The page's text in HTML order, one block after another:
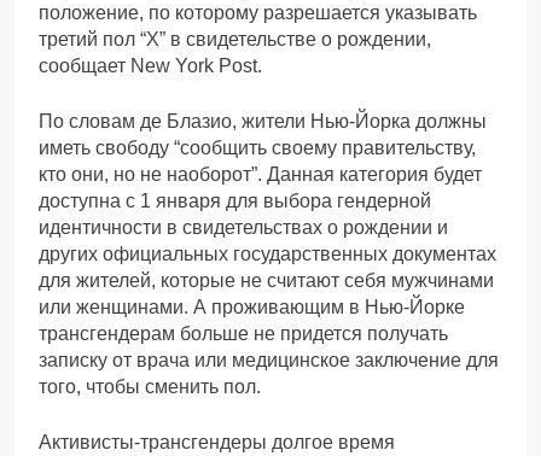
положение, по которому разрешается указывать
третий пол “X” в свидетельстве о рождении,
сообщает New York Post.
По словам де Блазио, жители Нью-Йорка должны
иметь свободу “сообщить своему правительству,
кто они, но не наоборот”. Данная категория будет
доступна с 1 января для выбора гендерной
идентичности в свидетельствах о рождении и
других официальных государственных документах
для жителей, которые не считают себя мужчинами
или женщинами. А проживающим в Нью-Йорке
трансгендерам больше не придется получать
записку от врача или медицинское заключение для
того, чтобы сменить пол.
Активисты-трансгендеры долгое время